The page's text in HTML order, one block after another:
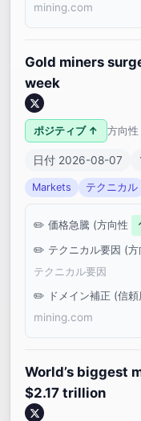
mining.com
Gold miners
week
ポジティブ ↑ 方向性
日付 2026-08-07
Markets テクニカル
価格急騰 (方向性
テクニカル要因 (方
テクニカル要因
ドメイン補正 (信頼
mining.com
World’s biggest
$2.17 trillion